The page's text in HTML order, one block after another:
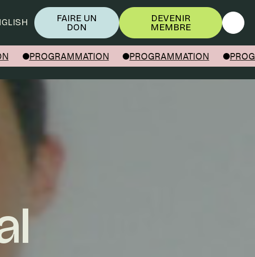
FAIRE UN
DON
DEVENIR
MEMBRE
PROGRAMMATION PROGRAMMATION